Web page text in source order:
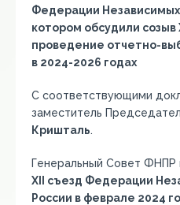
Федерации
котором обсудили
проведение отчетно-
в 2024-2026 годах
C соответствующими
заместитель
Кришталь.
Генеральный Совет ФНПР
XII cъезд Федерации
России в феврале 2024